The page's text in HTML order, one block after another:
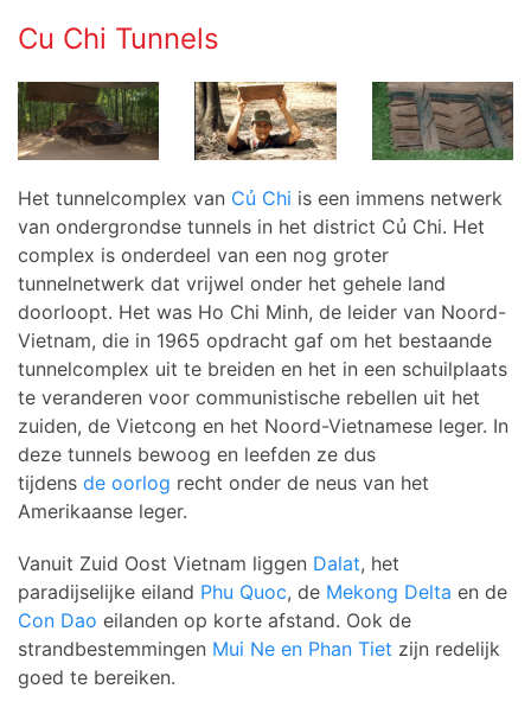
Cu Chi Tunnels
Het tunnelcomplex van Củ Chi is een immens netwerk
van ondergrondse tunnels in het district Củ Chi. Het
complex is onderdeel van een nog groter
tunnelnetwerk dat vrijwel onder het gehele land
doorloopt. Het was Ho Chi Minh, de leider van Noord-
Vietnam, die in 1965 opdracht gaf om het bestaande
tunnelcomplex uit te breiden en het in een schuilplaats
te veranderen voor communistische rebellen uit het
zuiden, de Vietcong en het Noord-Vietnamese leger. In
deze tunnels bewoog en leefden ze dus
tijdens de oorlog recht onder de neus van het
Amerikaanse leger.
Vanuit Zuid Oost Vietnam liggen Dalat, het
paradijselijke eiland Phu Quoc, de Mekong Delta en de
Con Dao eilanden op korte afstand. Ook de
strandbestemmingen Mui Ne en Phan Tiet zijn redelijk
goed te bereiken.